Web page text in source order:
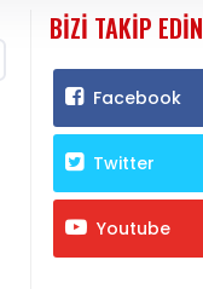
BIZI TAKIP EDIN
Facebook
Twitter
Youtube